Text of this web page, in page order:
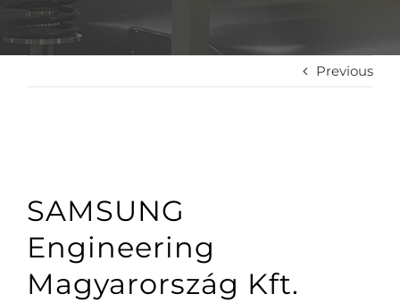
Previous
SAMSUNG
Engineering
Magyarország Kft.